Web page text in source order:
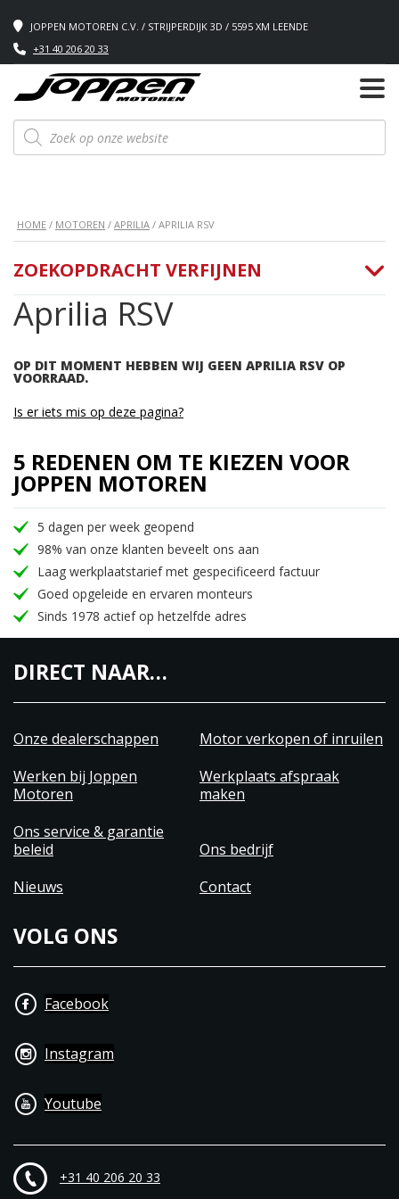
JOPPEN MOTOREN C.V. / STRIJPERDIJK 3D / 5595 XM LEENDE
+31 40 206 20 33
Producten
zoeken
HOME / MOTOREN / APRILIA / APRILIA RSV
Aprilia RSV
OP DIT MOMENT HEBBEN WIJ GEEN APRILIA RSV OP
VOORRAAD.
ZOEKOPDRACHT VERFIJNEN
Is er iets mis op deze pagina?
5 REDENEN OM TE KIEZEN VOOR
JOPPEN MOTOREN
5 dagen per week geopend
98% van onze klanten beveelt ons aan
Laag werkplaatstarief met gespecificeerd factuur
Goed opgeleide en ervaren monteurs
Sinds 1978 actief op hetzelfde adres
DIRECT NAAR…
Onze dealerschappen
Motor verkopen of inruilen
Werken bij Joppen
Motoren
Werkplaats afspraak
maken
Ons service & garantie
beleid
Ons bedrijf
Nieuws
Contact
VOLG ONS
Facebook
Instagram
Youtube
+31 40 206 20 33